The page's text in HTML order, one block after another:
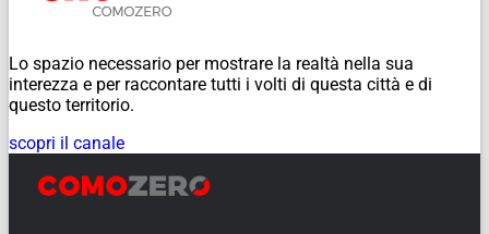
Lo spazio necessario per mostrare la realtà nella sua
interezza e per raccontare tutti i volti di questa città e di
questo territorio.
scopri il canale